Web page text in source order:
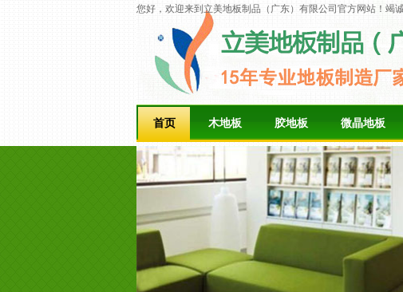
您好，欢迎来到立美地板制品（广东）有限公司官方网站！竭
首页 木地板 胶地板 微晶地板